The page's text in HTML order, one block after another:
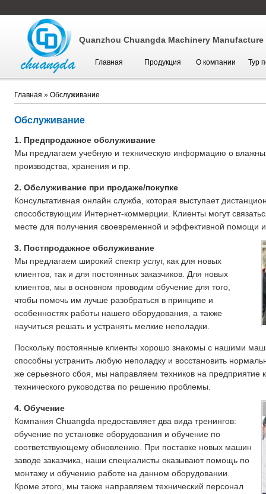
Quanzhou Chuangda Machinery Manufacture
Главная Продукция О компании Тур
Главная » Обслуживание
Обслуживание
1. Предпродажное обслуживание
Мы предлагаем учебную и техническую информацию о
производства, хранения и пр.
2. Обслуживание при продаже/покупке
Консультативная онлайн служба, которая выступает
способствующим Интернет-коммерции. Клиенты могут
месте для получения своевременной и эффективной помощи
3. Постпродажное обслуживание
Мы предлагаем широкий спектр услуг, как для новых
клиентов, так и для постоянных заказчиков. Для новых
клиентов, мы в основном проводим обучение для того,
чтобы помочь им лучше разобраться в принципе и
особенностях работы нашего оборудования, а также
научиться решать и устранять мелкие неполадки.
Поскольку постоянные клиенты хорошо знакомы с нашими
способны устранить любую неполадку и восстановить
же серьезного сбоя, мы направляем техников на предприятие
технического руководства по решению проблемы.
4. Обучение
Компания Chuangda предоставляет два вида тренингов:
обучение по установке оборудования и обучение по
соответствующему обновлению. При поставке новых машин
заводе заказчика, наши специалисты оказывают помощь по
монтажу и обучению работе на данном оборудовании.
Кроме этого, мы также направляем технический персонал